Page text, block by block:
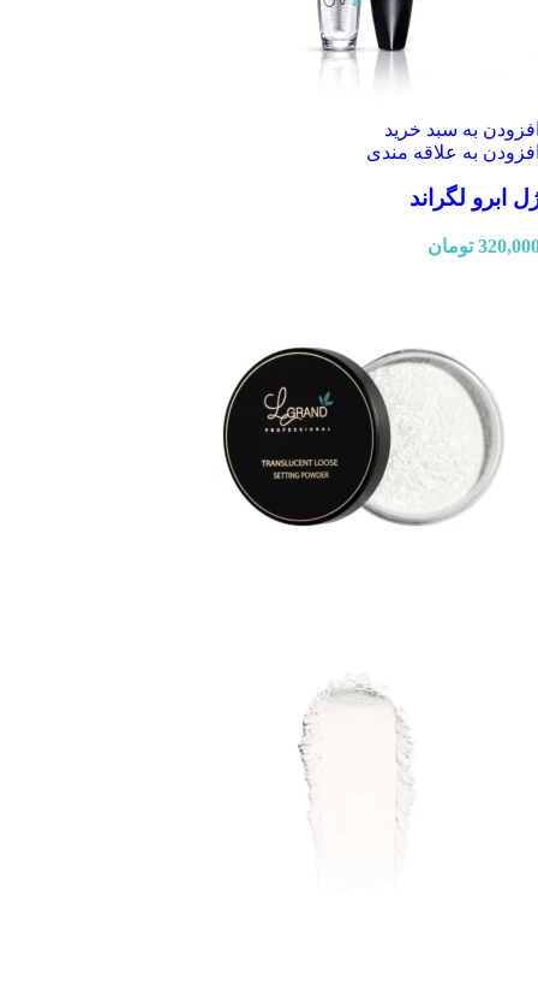
به سبد خرید
به علاقه مندی
ابرو لگراند
تومان